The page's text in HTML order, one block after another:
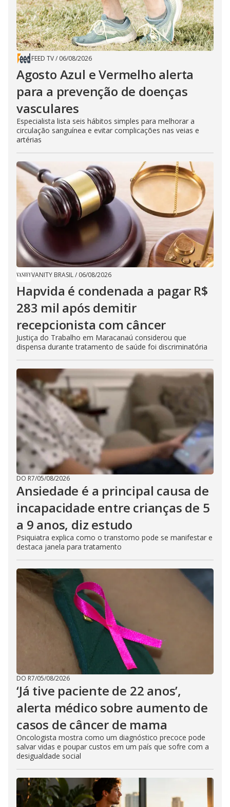
FEED TV/ 06/08/2026
Agosto Azul e Vermelho alerta
para a prevenção de doenças
vasculares
Especialista lista seis hábitos simples para melhorar a
circulação sanguínea e evitar complicações nas veias e
artérias
VANITY BRASIL/ 06/08/2026
Hapvida é condenada a pagar R$
283 mil após demitir
recepcionista com câncer
Justiça do Trabalho em Maracanaú considerou que
dispensa durante tratamento de saúde foi discriminatória
DO R7/05/08/2026
Ansiedade é a principal causa de
incapacidade entre crianças de 5
a 9 anos, diz estudo
Psiquiatra explica como o transtorno pode se manifestar e
destaca janela para tratamento
DO R7/05/08/2026
‘Já tive paciente de 22 anos’,
alerta médico sobre aumento de
casos de câncer de mama
Oncologista mostra como um diagnóstico precoce pode
salvar vidas e poupar custos em um país que sofre com a
desigualdade social